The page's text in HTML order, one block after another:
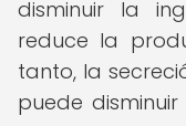
disminuir la
reduce la
tanto, la
puede